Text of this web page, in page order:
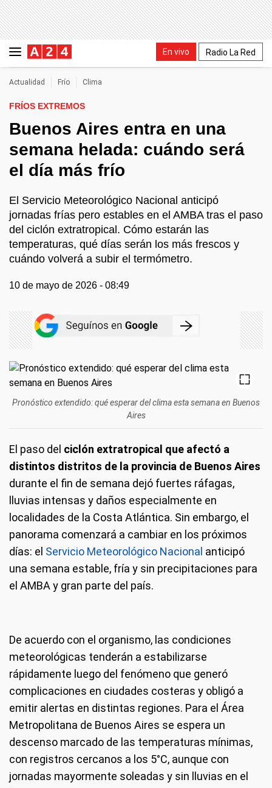
En vivo Radio La Red
Actualidad Frío Clima
FRÍOS EXTREMOS
Buenos Aires entra en una
semana helada: cuándo será
el día más frío
El Servicio Meteorológico Nacional anticipó
jornadas frías pero estables en el AMBA tras el paso
del ciclón extratropical. Cómo estarán las
temperaturas, qué días serán los más frescos y
cuándo volverá a subir el termómetro.
10 de mayo de 2026 - 08:49
Pronóstico extendido: qué esperar del clima esta semana en Buenos
Aires
El paso del ciclón extratropical que afectó a
distintos distritos de la provincia de Buenos Aires
durante el fin de semana dejó fuertes ráfagas,
lluvias intensas y daños especialmente en
localidades de la Costa Atlántica. Sin embargo, el
panorama comenzará a cambiar en los próximos
días: el Servicio Meteorológico Nacional anticipó
una semana estable, fría y sin precipitaciones para
el AMBA y gran parte del país.
De acuerdo con el organismo, las condiciones
meteorológicas tenderán a estabilizarse
rápidamente luego del fenómeno que generó
complicaciones en ciudades costeras y obligó a
emitir alertas en distintas regiones. Para el Área
Metropolitana de Buenos Aires se espera un
descenso marcado de las temperaturas mínimas,
con registros cercanos a los 5°C, aunque con
jornadas mayormente soleadas y sin lluvias en el